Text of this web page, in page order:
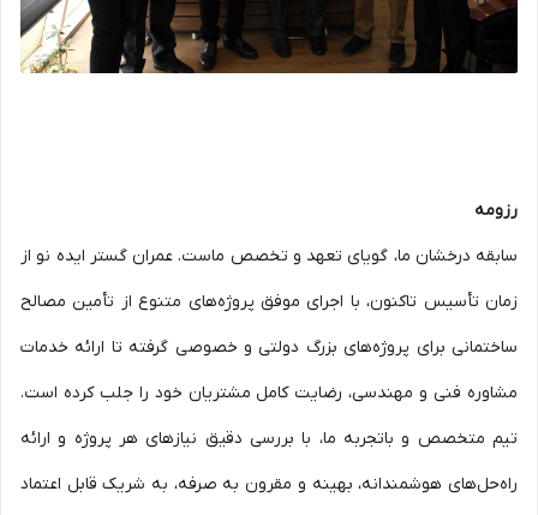
رزومه
سابقه درخشان ما، گویای تعهد و تخصص ماست. عمران گستر ایده نو از
زمان تأسیس تاکنون، با اجرای موفق پروژه‌های متنوع از تأمین مصالح
ساختمانی برای پروژه‌های بزرگ دولتی و خصوصی گرفته تا ارائه خدمات
مشاوره فنی و مهندسی، رضایت کامل مشتریان خود را جلب کرده است.
تیم متخصص و باتجربه ما، با بررسی دقیق نیازهای هر پروژه و ارائه
راه‌حل‌های هوشمندانه، بهینه و مقرون به صرفه، به شریک قابل اعتماد